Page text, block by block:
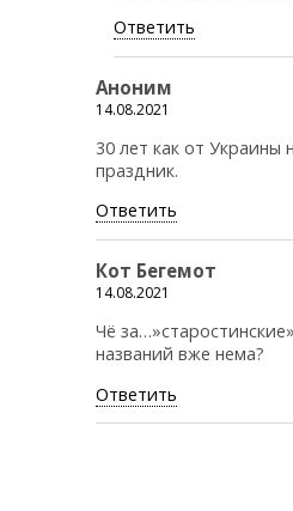
Ответить
Аноним
14.08.2021
30 лет как от Украины
праздник.
Ответить
Кот Бегемот
14.08.2021
Чё
названий вже нема?
Ответить